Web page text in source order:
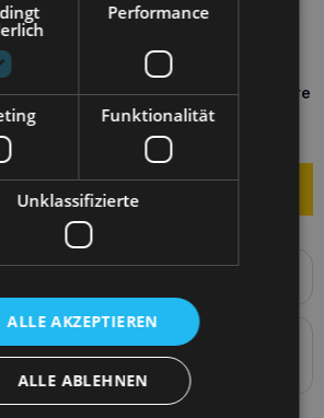
Leine 8in1
Amiplay 7 in 1 verstellbare
Samba S Rosa
8,90€
x 2cm
des Produkts mit den
Performance
Funktionalität
Unklassifizierte
ALLE AKZEPTIEREN
ALLE ABLEHNEN